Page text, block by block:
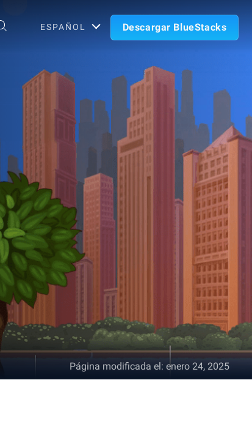
ESPAÑOL Descargar BlueStacks
Página modificada el: enero 24, 2025